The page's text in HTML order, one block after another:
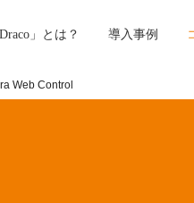
」とは？ 導入事例
Web Control